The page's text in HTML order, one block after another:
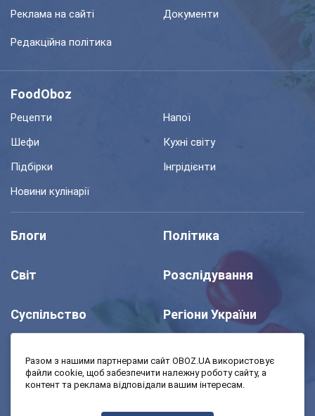
Реклама на сайті Документи
Редакційна політика
FoodOboz
Рецепти
Напої
Шефи
Кухні світу
Підбірки
Інгрідієнти
Новини кулінарії
Блоги Політика
Світ Розслідування
Суспільство Регіони України
Моя школа Авто
Разом з нашими партнерами сайт OBOZ.UA використовує
файли cookie, щоб забезпечити належну роботу сайту, а
контент та реклама відповідали вашим інтересам.